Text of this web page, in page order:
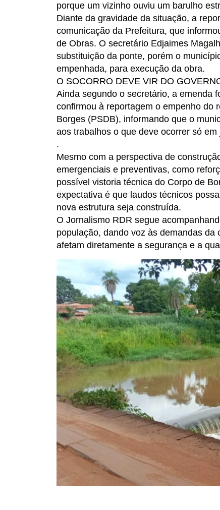
porque um vizinho ouviu um barulho
Diante da gravidade da situação, a
comunicação da Prefeitura, que
de Obras. O secretário Edjaimes
substituição da ponte, porém o
empenhada, para execução da obra.
O SOCORRO DEVE VIR DO
Ainda segundo o secretário, a emenda
confirmou à reportagem o empenho do
Borges (PSDB), informando que o
aos trabalhos o que deve ocorrer só
.
Mesmo com a perspectiva de
emergenciais e preventivas, como
possível vistoria técnica do Corpo de
expectativa é que laudos técnicos
nova estrutura seja construída.
O Jornalismo RDR segue
população, dando voz às demandas
afetam diretamente a segurança e a